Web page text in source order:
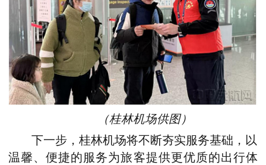
（桂林机场供图）
下一步，桂林机场将不断夯实服务基础，以
温馨、便捷的服务为旅客提供更优质的出行体